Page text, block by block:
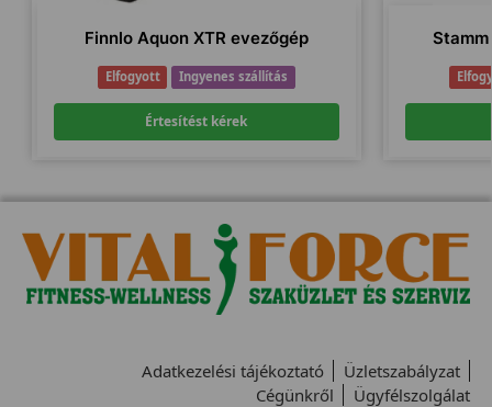
Finnlo Aquon XTR evezőgép
Elfogyott Ingyenes szállítás
Értesítést kérek
Adatkezelési tájékoztató
Üzletszabályzat
Cégünkről
Ügyfélszolgálat